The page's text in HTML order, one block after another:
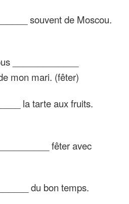
souvent de Moscou.
_____________
mon mari. (fêter)
la tarte aux fruits.
fêter avec
du bon temps.